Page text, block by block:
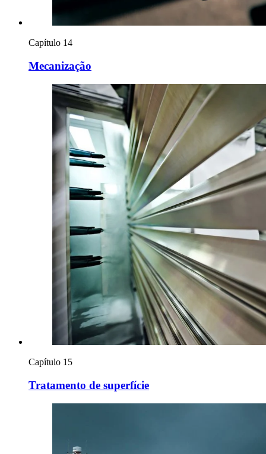
Capítulo 14
Mecanização
Capítulo 15
Tratamento de superfície